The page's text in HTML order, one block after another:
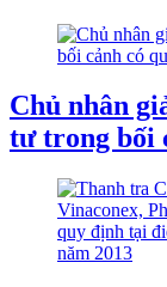
Chủ nhân
tư trong bối